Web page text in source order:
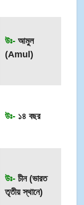
উঃ- আমুল
(Amul)
উঃ- ১৪ বছর
উঃ- চীন (ভারত
তৃতীয় স্থানে)